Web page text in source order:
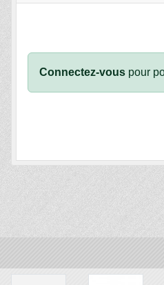
Connectez-vous pour